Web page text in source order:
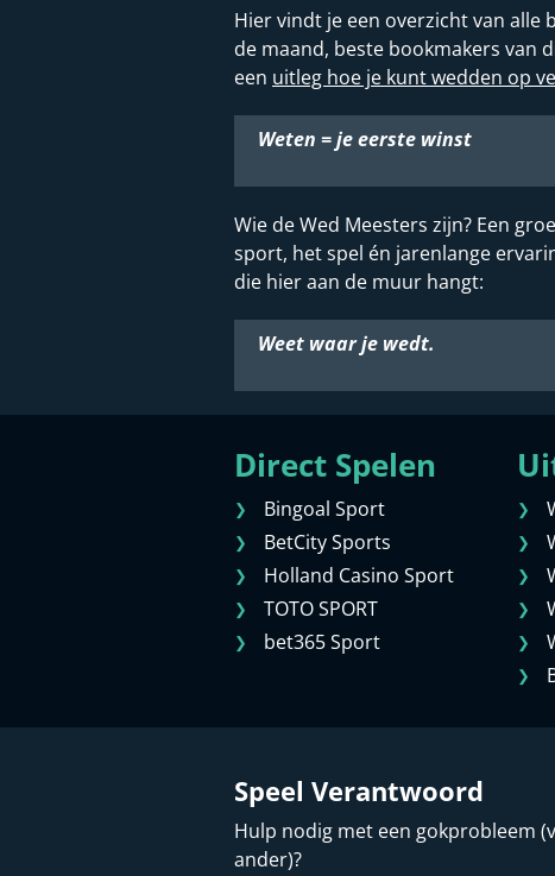
Hier vindt je een overzicht van alle
de maand, beste bookmakers van
een uitleg hoe je kunt wedden op
Weten = je eerste winst
Wie de Wed Meesters zijn? Een
sport, het spel én jarenlange
die hier aan de muur hangt:
Weet waar je wedt.
Direct Spelen
Bingoal Sport
BetCity Sports
Holland Casino Sport
TOTO SPORT
bet365 Sport
Speel Verantwoord
Hulp nodig met een gokprobleem
ander)?